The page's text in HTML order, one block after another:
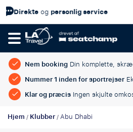
service
Nem bookingDin komplette,
Nummer 1 inden for sportrejser
Klar og præcisIngen skjulte
Hjem/Klubber/Abu Dhabi